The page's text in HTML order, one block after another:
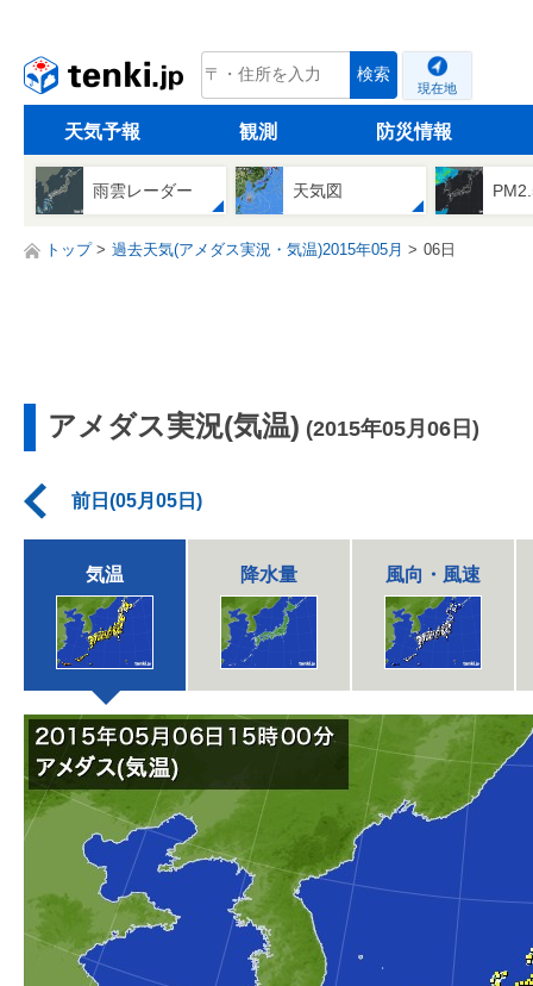
tenki.jp 検索
現在地
天気予報 観測 防災情報
雨雲レーダー 天気図
トップ 過去天気(アメダス実況・気温)2015年05月 06日
アメダス実況(気温) (2015年05月06日)
前日(05月05日)
気温 降水量 風向・風速